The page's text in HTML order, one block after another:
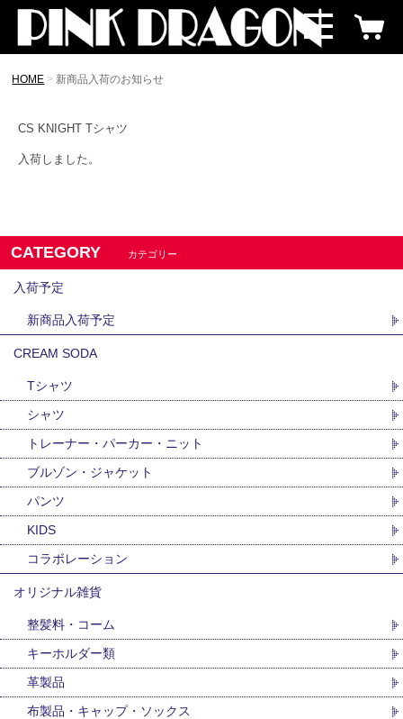
HOME 新商品入荷のお知らせ
CS KNIGHT Tシャツ
入荷しました。
CATEGORY カテゴリー
入荷予定
新商品入荷予定
CREAM SODA
Tシャツ
シャツ
トレーナー・パーカー・ニット
ブルゾン・ジャケット
パンツ
KIDS
コラボレーション
オリジナル雑貨
整髪料・コーム
キーホルダー類
革製品
布製品・キャップ・ソックス